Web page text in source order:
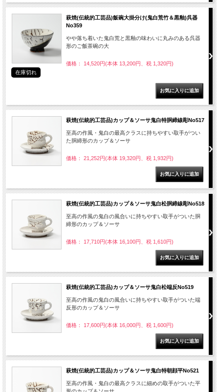
萩焼(伝統的工芸品)飯碗大掛分け(鬼白荒竹＆黒釉)呉器
No359
やや落ち着いた鬼白荒と黒釉の味わいに丸みのある呉器
形のご飯茶碗の大
価格： 14,520円(本体 13,200円、税 1,320円)
在庫切れ
萩焼(伝統的工芸品)カップ＆ソーサ鬼白特胴締線彫No517
至高の作風・鬼白の最高クラスに持ちやすい取手がつい
た胴締形のカップ＆ソーサ
価格： 21,252円(本体 19,320円、税 1,932円)
萩焼(伝統的工芸品)カップ＆ソーサ鬼白松胴締線彫No518
至高の作風の鬼白の風合いに持ちやすい取手がついた胴
締形のカップ＆ソーサ
価格： 17,710円(本体 16,100円、税 1,610円)
萩焼(伝統的工芸品)カップ＆ソーサ鬼白松端反No519
至高の作風の鬼白の風合いに持ちやすい取手がついた端
反形のカップ＆ソーサ
価格： 17,600円(本体 16,000円、税 1,600円)
萩焼(伝統的工芸品)カップ＆ソーサ鬼白特朝顔平No521
至高の作風・鬼白の最高クラスに細めの取手がついた平